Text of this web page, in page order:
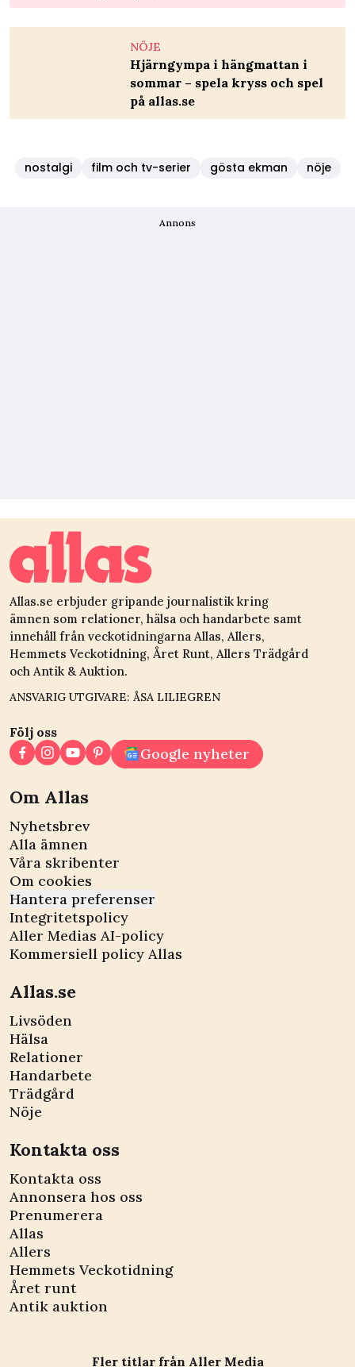
NÖJE
Hjärngympa i hängmattan i
sommar – spela kryss och spel
på allas.se
nostalgi film och tv-serier gösta ekman nöje
Annons
Allas.se erbjuder gripande journalistik kring
ämnen som relationer, hälsa och handarbete samt
innehåll från veckotidningarna Allas, Allers,
Hemmets Veckotidning, Året Runt, Allers Trädgård
och Antik & Auktion.
ANSVARIG UTGIVARE: ÅSA LILIEGREN
Följ oss
Google nyheter
Om Allas
Nyhetsbrev
Alla ämnen
Våra skribenter
Om cookies
Hantera preferenser
Integritetspolicy
Aller Medias AI-policy
Kommersiell policy Allas
Allas.se
Livsöden
Hälsa
Relationer
Handarbete
Trädgård
Nöje
Kontakta oss
Kontakta oss
Annonsera hos oss
Prenumerera
Allas
Allers
Hemmets Veckotidning
Året runt
Antik auktion
Fler titlar från Aller Media